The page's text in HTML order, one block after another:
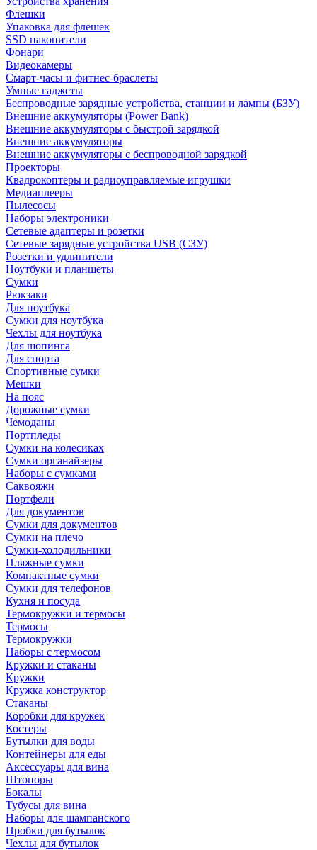
Флешки
Упаковка для флешек
SSD накопители
Фонари
Видеокамеры
Смарт-часы и фитнес-браслеты
Умные гаджеты
Беспроводные зарядные устройства, станции и лампы (БЗУ)
Внешние аккумуляторы (Power Bank)
Внешние аккумуляторы с быстрой зарядкой
Внешние аккумуляторы
Внешние аккумуляторы с беспроводной зарядкой
Проекторы
Квадрокоптеры и радиоуправляемые игрушки
Медиаплееры
Пылесосы
Наборы электроники
Сетевые адаптеры и розетки
Сетевые зарядные устройства USB (СЗУ)
Розетки и удлинители
Ноутбуки и планшеты
Сумки
Рюкзаки
Для ноутбука
Сумки для ноутбука
Чехлы для ноутбука
Для шопинга
Для спорта
Спортивные сумки
Мешки
На пояс
Дорожные сумки
Чемоданы
Портпледы
Сумки на колесиках
Сумки органайзеры
Наборы с сумками
Саквояжи
Портфели
Для документов
Сумки для документов
Сумки на плечо
Сумки-холодильники
Пляжные сумки
Компактные сумки
Сумки для телефонов
Кухня и посуда
Термокружки и термосы
Термосы
Термокружки
Наборы с термосом
Кружки и стаканы
Кружки
Кружка конструктор
Стаканы
Коробки для кружек
Костеры
Бутылки для воды
Контейнеры для еды
Аксессуары для вина
Штопоры
Бокалы
Тубусы для вина
Наборы для шампанского
Пробки для бутылок
Чехлы для бутылок